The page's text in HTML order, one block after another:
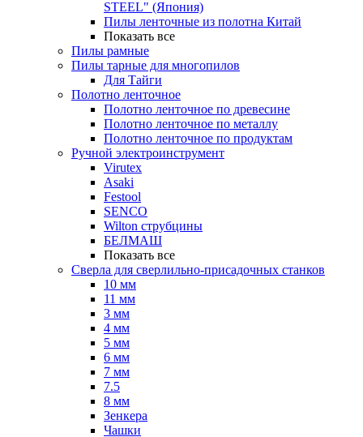
STEEL" (Япония)
Пилы ленточные из полотна Китай
Показать все
Пилы рамные
Пилы тарные для многопилов
Для Тайги
Полотно ленточное
Полотно ленточное по древесине
Полотно ленточное по металлу
Полотно ленточное по продуктам
Ручной электроинструмент
Virutex
Asaki
Festool
SENCO
Wilton струбцины
БЕЛМАШ
Показать все
Сверла для сверлильно-присадочных станков
10 мм
11 мм
3 мм
4 мм
5 мм
6 мм
7 мм
7.5
8 мм
Зенкера
Чашки